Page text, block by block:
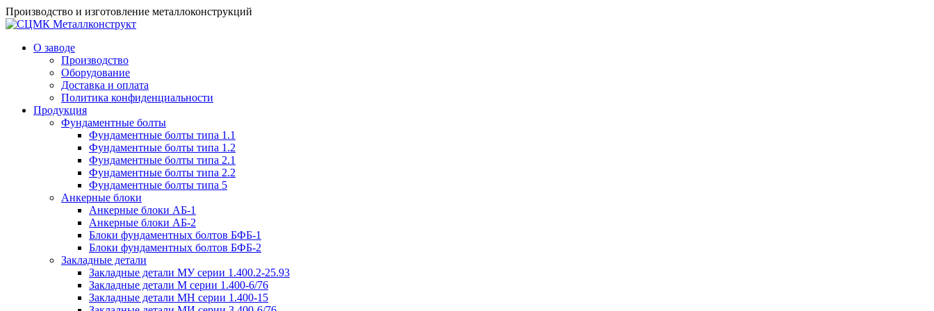
Производство и изготовление металлоконструкций
О заводе
Производство
Оборудование
Доставка и оплата
Политика конфиденциальности
Продукция
Фундаментные болты
Фундаментные болты типа 1.1
Фундаментные болты типа 1.2
Фундаментные болты типа 2.1
Фундаментные болты типа 2.2
Фундаментные болты типа 5
Анкерные блоки
Анкерные блоки АБ-1
Анкерные блоки АБ-2
Блоки фундаментных болтов БФБ-1
Блоки фундаментных болтов БФБ-2
Закладные детали
Закладные детали МУ серии 1.400.2-25.93
Закладные детали М серии 1.400-6/76
Закладные детали МН серии 1.400-15